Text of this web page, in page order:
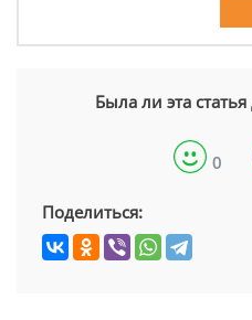
Была ли эта
0
Поделиться: